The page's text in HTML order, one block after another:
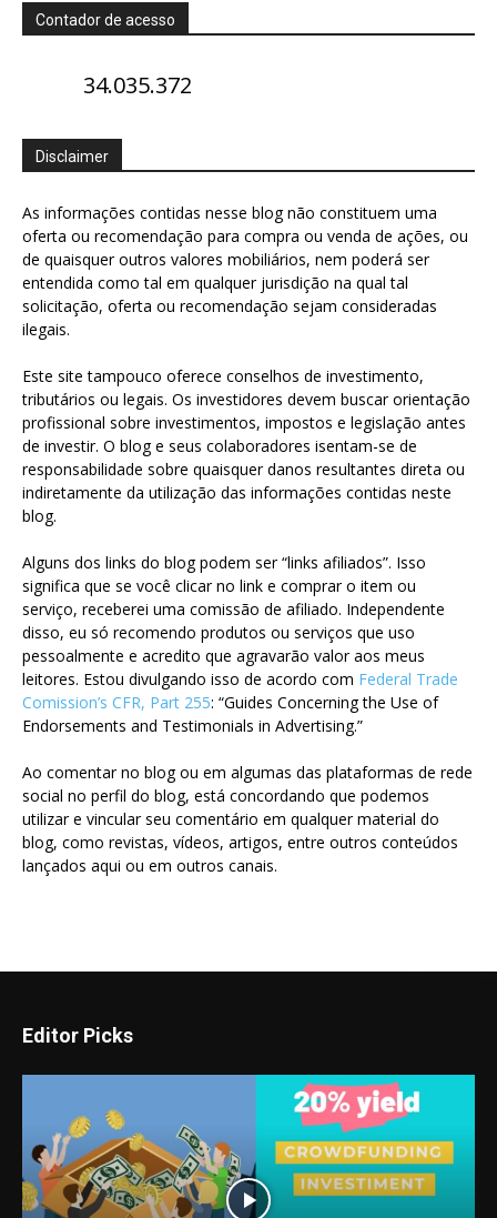
Contador de acesso
34.035.372
Disclaimer
As informações contidas nesse blog não constituem uma
oferta ou recomendação para compra ou venda de ações, ou
de quaisquer outros valores mobiliários, nem poderá ser
entendida como tal em qualquer jurisdição na qual tal
solicitação, oferta ou recomendação sejam consideradas
ilegais.
Este site tampouco oferece conselhos de investimento,
tributários ou legais. Os investidores devem buscar orientação
profissional sobre investimentos, impostos e legislação antes
de investir. O blog e seus colaboradores isentam-se de
responsabilidade sobre quaisquer danos resultantes direta ou
indiretamente da utilização das informações contidas neste
blog.
Alguns dos links do blog podem ser “links afiliados”. Isso
significa que se você clicar no link e comprar o item ou
serviço, receberei uma comissão de afiliado. Independente
disso, eu só recomendo produtos ou serviços que uso
pessoalmente e acredito que agravarão valor aos meus
leitores. Estou divulgando isso de acordo com Federal Trade
Comission’s CFR, Part 255: “Guides Concerning the Use of
Endorsements and Testimonials in Advertising.”
Ao comentar no blog ou em algumas das plataformas de rede
social no perfil do blog, está concordando que podemos
utilizar e vincular seu comentário em qualquer material do
blog, como revistas, vídeos, artigos, entre outros conteúdos
lançados aqui ou em outros canais.
Editor Picks